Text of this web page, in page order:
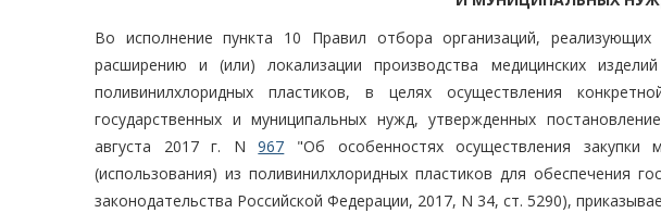
Во исполнение пункта 10 Правил отбора организаций,
расширению и (или) локализации производства медицинских
поливинилхлоридных пластиков, в целях осуществления
государственных и муниципальных нужд, утвержденных
августа 2017 г. N967 "Об особенностях осуществления закупки
(использования) из поливинилхлоридных пластиков для обеспечения
законодательства Российской Федерации, 2017, N 34, ст. 5290),